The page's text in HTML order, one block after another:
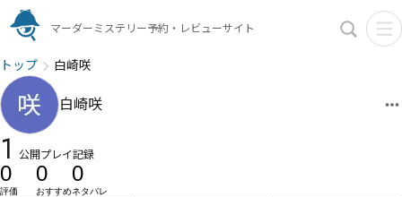
マーダーミステリー予約・レビューサイト
トップ 白崎咲
白崎咲
1 公開プレイ記録
0
評価
0
おすすめ
0
ネタバレ